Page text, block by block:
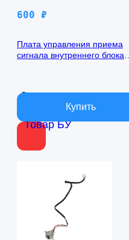
Товар БУ
600 ₽
Плата управления приема
сигнала внутреннего блока
В наличии